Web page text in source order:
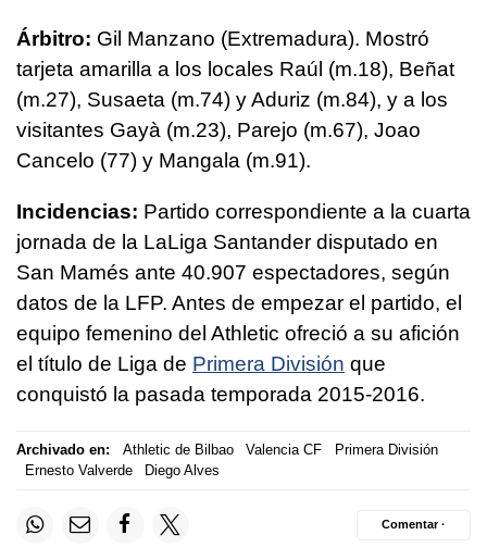
Árbitro: Gil Manzano (Extremadura). Mostró
tarjeta amarilla a los locales Raúl (m.18), Beñat
(m.27), Susaeta (m.74) y Aduriz (m.84), y a los
visitantes Gayà (m.23), Parejo (m.67), Joao
Cancelo (77) y Mangala (m.91).
Incidencias: Partido correspondiente a la cuarta
jornada de la LaLiga Santander disputado en
San Mamés ante 40.907 espectadores, según
datos de la LFP. Antes de empezar el partido, el
equipo femenino del Athletic ofreció a su afición
el título de Liga de Primera División que
conquistó la pasada temporada 2015-2016.
Archivado en: Athletic de Bilbao Valencia CF
Primera División
Ernesto Valverde
Diego Alves
Comentar ·